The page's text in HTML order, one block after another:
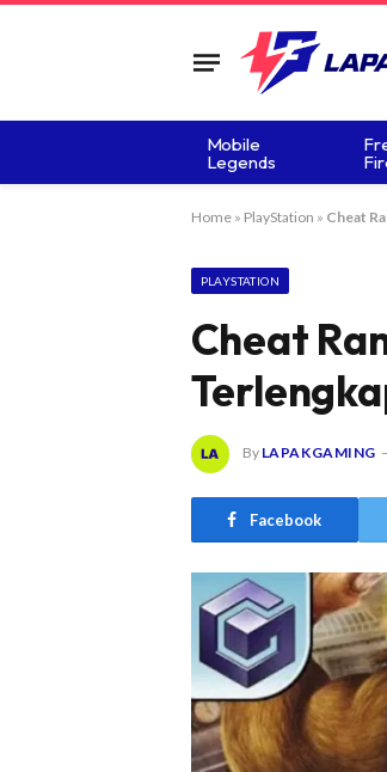
Mobile
Legends
Home» PlayStation » Cheat
PLAYSTATION
Cheat
By LAPAKGAMING
Facebook